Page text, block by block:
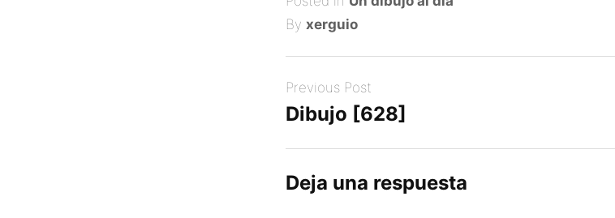
By xerguio
Previous Post
Dibujo [628]
Deja una respuesta